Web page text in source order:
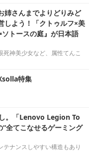
姉さんまでよりどりみど
しよう！「クトゥルフ×美
トースの庭』が日本語
神美少女など、属性てんこ
特集
。「Lenovo Legion To
全てこなせるゲーミング
ナンスしやすい構造もあり